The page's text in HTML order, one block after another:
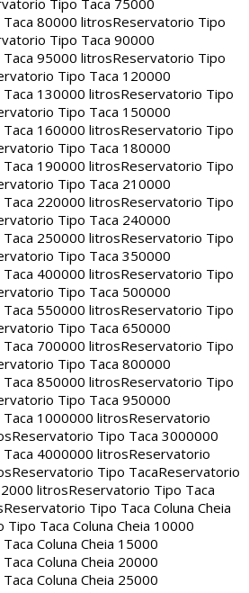
Tipo Taca 75000
80000 litrosReservatorio Tipo
Tipo Taca 90000
95000 litrosReservatorio Tipo
Tipo Taca 120000
130000 litrosReservatorio Tipo
Tipo Taca 150000
160000 litrosReservatorio Tipo
Tipo Taca 180000
190000 litrosReservatorio Tipo
Tipo Taca 210000
220000 litrosReservatorio Tipo
Tipo Taca 240000
250000 litrosReservatorio Tipo
Tipo Taca 350000
400000 litrosReservatorio Tipo
Tipo Taca 500000
550000 litrosReservatorio Tipo
Tipo Taca 650000
700000 litrosReservatorio Tipo
Tipo Taca 800000
850000 litrosReservatorio Tipo
Tipo Taca 950000
1000000 litrosReservatorio
Reservatorio Tipo Taca 3000000
4000000 litrosReservatorio
Reservatorio Tipo TacaReservatorio
2000 litrosReservatorio Tipo Taca
Reservatorio Tipo Taca Coluna Cheia
Taca Coluna Cheia 10000
Coluna Cheia 15000
Coluna Cheia 20000
Coluna Cheia 25000